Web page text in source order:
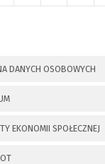
Bitwy pod
DANYCH OSOBOWYCH
EKONOMII SPOŁECZNEJ